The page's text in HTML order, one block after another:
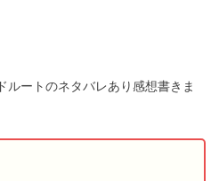
ルートのネタバレあり感想書きま